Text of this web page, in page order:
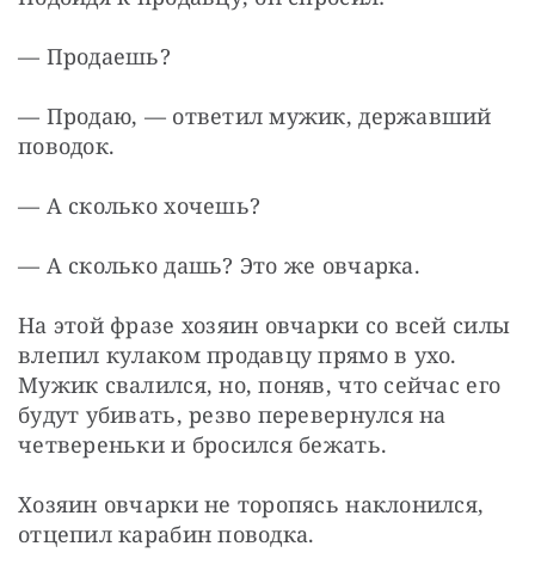
— Продаешь?
— Продаю, — ответил мужик, державший
поводок.
— А сколько хочешь?
— А сколько дашь? Это же овчарка.
На этой фразе хозяин овчарки со всей силы
влепил кулаком продавцу прямо в ухо.
Мужик свалился, но, поняв, что сейчас его
будут убивать, резво перевернулся на
четвереньки и бросился бежать.
Хозяин овчарки не торопясь наклонился,
отцепил карабин поводка.